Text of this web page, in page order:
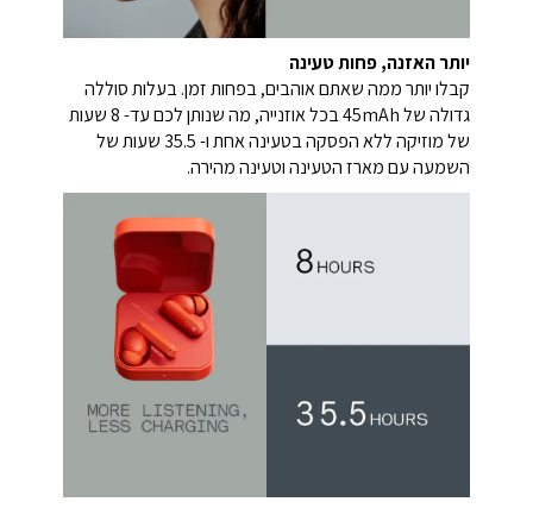
יותר האזנה, פחות טעינה
קבלו יותר ממה שאתם אוהבים, בפחות זמן. בעלות סוללה
גדולה של 45mAh בכל אוזנייה, מה שנותן לכם עד- 8 שעות
של מוזיקה ללא הפסקה בטעינה אחת ו- 35.5 שעות של
השמעה עם מארז הטעינה וטעינה מהירה.